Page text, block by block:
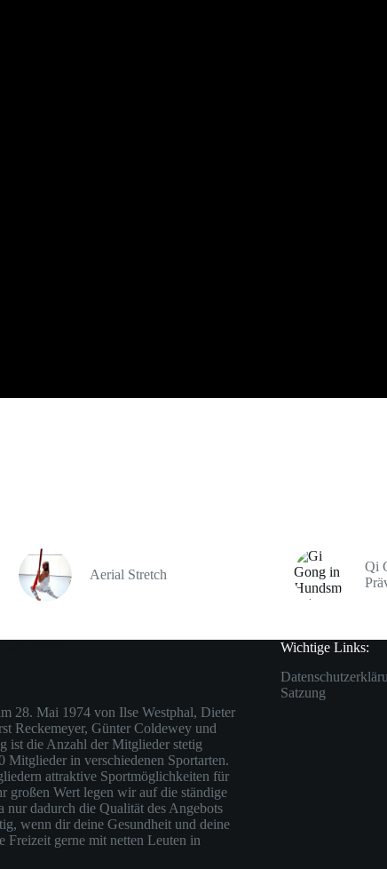
Aerial Stretch
Qi
28. Mai 1974 von Ilse Westphal, Dieter
Reckemeyer, Günter Coldewey und
ist die Anzahl der Mitglieder stetig
Mitglieder in verschiedenen Sportarten.
attraktive Sportmöglichkeiten für
großen Wert legen wir auf die ständige
dadurch die Qualität des Angebots
wenn dir deine Gesundheit und deine
Freizeit gerne mit netten Leuten in
Wichtige Links:
Satzung